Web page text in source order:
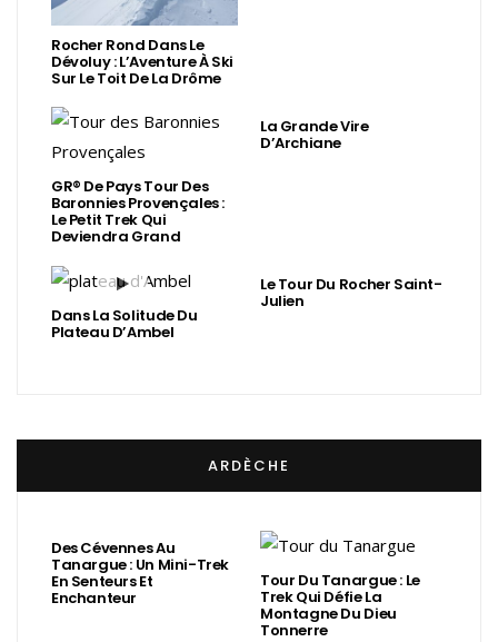
Rocher Rond Dans Le
Dévoluy : L’Aventure À Ski
Sur Le Toit De La Drôme
GR® De Pays Tour Des
Baronnies Provençales :
Le Petit Trek Qui
Deviendra Grand
La Grande Vire
D’Archiane
Dans La Solitude Du
Plateau D’Ambel
Le Tour Du Rocher Saint-
Julien
ARDÈCHE
Des Cévennes Au
Tanargue : Un Mini-Trek
En Senteurs Et
Enchanteur
Tour Du Tanargue : Le
Trek Qui Défie La
Montagne Du Dieu
Tonnerre